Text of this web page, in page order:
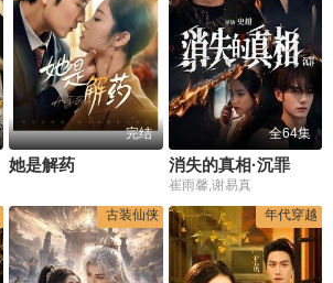
完结
她是解药
全64集
消失的真相·沉罪
崔雨馨,谢易真
古装仙侠 年代穿越